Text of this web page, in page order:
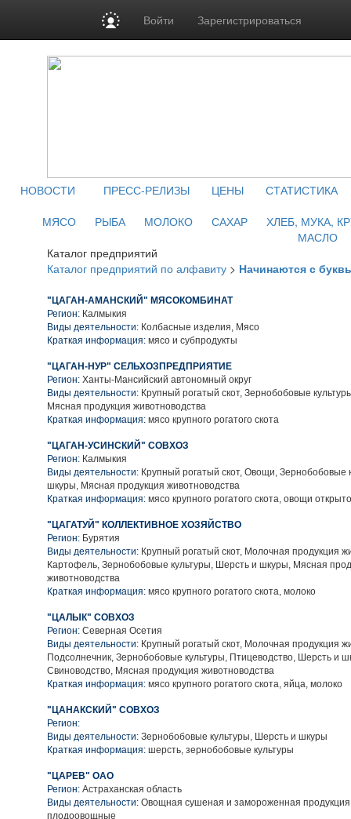
Войти Зарегистрироваться
НОВОСТИ ПРЕСС-РЕЛИЗЫ ЦЕНЫ
СТАТИСТИКА
МЯСО
РЫБА МОЛОКО САХАР
ХЛЕБ, МУКА,
МАСЛО
Каталог предприятий
Каталог предприятий по алфавиту > Начинаются с
"ЦАГАН-АМАНСКИЙ" МЯСОКОМБИНАТ
Регион: Калмыкия
Виды деятельности: Колбасные изделия, Мясо
Краткая информация: мясо и субпродукты
"ЦАГАН-НУР" СЕЛЬХОЗПРЕДПРИЯТИЕ
Регион: Ханты-Мансийский автономный округ
Виды деятельности: Крупный рогатый скот, Зернобобовые
Мясная продукция животноводства
Краткая информация: мясо крупного рогатого скота
"ЦАГАН-УСИНСКИЙ" СОВХОЗ
Регион: Калмыкия
Виды деятельности: Крупный рогатый скот, Овощи, Зернобобовые
шкуры, Мясная продукция животноводства
Краткая информация: мясо крупного рогатого скота, овощи
"ЦАГАТУЙ" КОЛЛЕКТИВНОЕ ХОЗЯЙСТВО
Регион: Бурятия
Виды деятельности: Крупный рогатый скот, Молочная продукция
Картофель, Зернобобовые культуры, Шерсть и шкуры, Мясная
животноводства
Краткая информация: мясо крупного рогатого скота, молоко
"ЦАЛЫК" СОВХОЗ
Регион: Северная Осетия
Виды деятельности: Крупный рогатый скот, Молочная продукция
Подсолнечник, Зернобобовые культуры, Птицеводство, Шерсть и
Свиноводство, Мясная продукция животноводства
Краткая информация: мясо крупного рогатого скота, яйца, молоко
"ЦАНАКСКИЙ" СОВХОЗ
Регион:
Виды деятельности: Зернобобовые культуры, Шерсть и шкуры
Краткая информация: шерсть, зернобобовые культуры
"ЦАРЕВ" ОАО
Регион: Астраханская область
Виды деятельности: Овощная сушеная и замороженная
плодоовощные